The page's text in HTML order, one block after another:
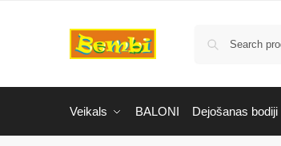
Veikals BALONI Dejošanas bodiji